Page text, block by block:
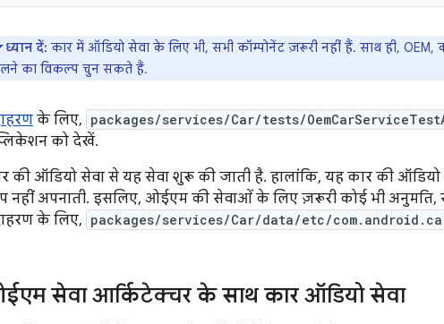
ध्यान दें: कार में ऑडियो सेवा के लिए भी, सभी कॉम्पोनेंट ज़रूरी नहीं हैं. साथ ही,
का विकल्प चुन सकते हैं.
के लिए, packages/services/Car/tests/
को देखें.
की ऑडियो सेवा से यह सेवा शुरू की जाती है. हालांकि, यह कार की
नहीं अपनाती. इसलिए, ओईएम की सेवाओं के लिए ज़रूरी कोई भी अनुमति,
के लिए, packages/services/Car/data/etc/
सेवा आर्किटेक्चर के साथ कार ऑडियो सेवा